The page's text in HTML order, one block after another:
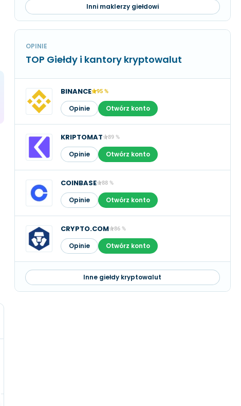
Inni maklerzy giełdowi
OPINIE
TOP Giełdy i kantory kryptowalut
BINANCE 95 %
Opinie Otwórz konto
KRIPTOMAT 89 %
Opinie Otwórz konto
COINBASE 88 %
Opinie Otwórz konto
CRYPTO.COM 86 %
Opinie Otwórz konto
Inne giełdy kryptowalut